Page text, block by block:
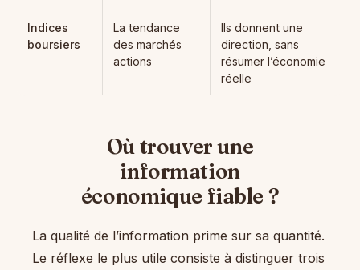
Indices
boursiers
La tendance
des marchés
actions
Ils donnent une
direction, sans
résumer l’économie
réelle
Où trouver une
information
économique fiable ?
La qualité de l’information prime sur sa quantité.
Le réflexe le plus utile consiste à distinguer trois